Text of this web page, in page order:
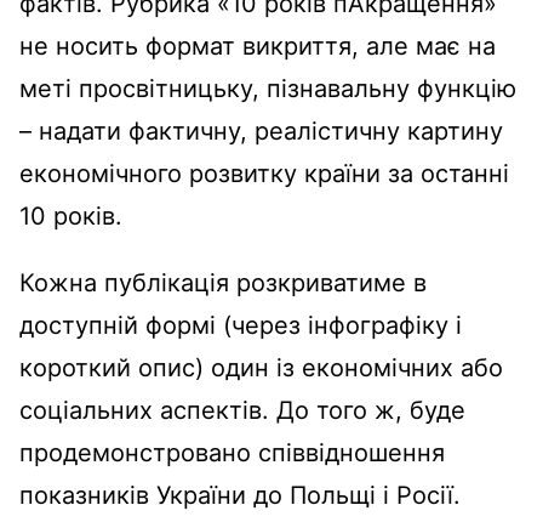
не носить формат викриття, але має на
меті просвітницьку, пізнавальну функцію
– надати фактичну, реалістичну картину
економічного розвитку країни за останні
10 років.
Кожна публікація розкриватиме в
доступній формі (через інфографіку і
короткий опис) один із економічних або
соціальних аспектів. До того ж, буде
продемонстровано співвідношення
показників України до Польщі і Росії.